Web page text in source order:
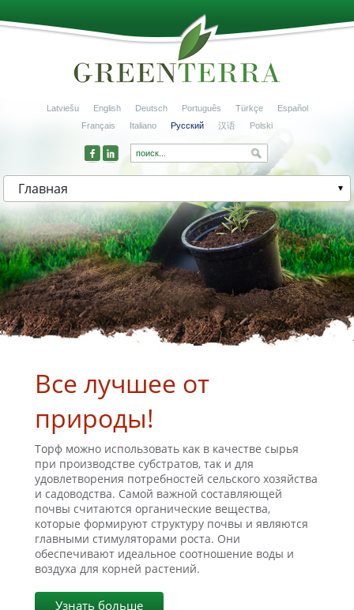
Latviešu English Deutsch Português Türkçe
Español
Français
Italiano Русский 汉语 Polski
Главная
Все лучшее от
природы!
Торф можно использовать как в качестве сырья
при производстве субстратов, так и для
удовлетворения потребностей сельского хозяйства
и садоводства. Самой важной составляющей
почвы считаются органические вещества,
которые формируют структуру почвы и являются
главными стимуляторами роста. Они
обеспечивают идеальное соотношение воды и
воздуха для корней растений.
Узнать больше